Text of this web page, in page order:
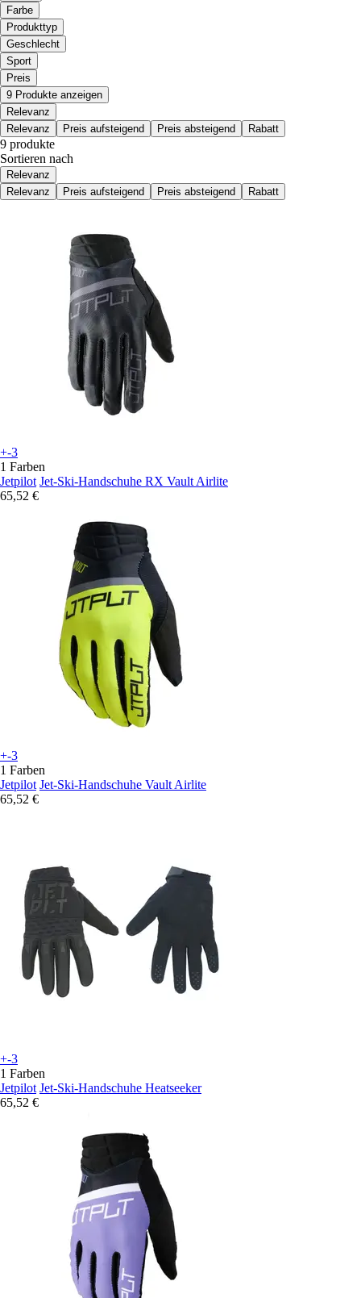
Farbe
Produkttyp
Geschlecht
Sport
Preis
9 Produkte anzeigen
Relevanz
Relevanz
Preis aufsteigend Preis absteigend Rabatt
9 produkte
Sortieren nach
Relevanz
Relevanz
Preis aufsteigend Preis absteigend Rabatt
+-3
1 Farben
Jetpilot Jet-Ski-Handschuhe RX Vault Airlite
65,52 €
+-3
1 Farben
Jetpilot Jet-Ski-Handschuhe Vault Airlite
65,52 €
+-3
1 Farben
Jetpilot Jet-Ski-Handschuhe Heatseeker
65,52 €